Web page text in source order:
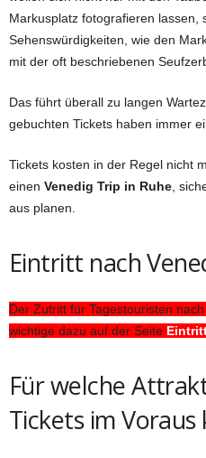
Markusplatz fotografieren lassen,
Sehenswürdigkeiten, wie den
mit der oft beschriebenen
Das führt überall zu langen
gebuchten Tickets haben immer
Tickets kosten in der Regel nicht
einen Venedig Trip in Ruhe ,
aus planen.
Eintritt nach
Der Zutritt für Tagestouristen
wichtige dazu auf der Seite
Für welche
Tickets im Voraus